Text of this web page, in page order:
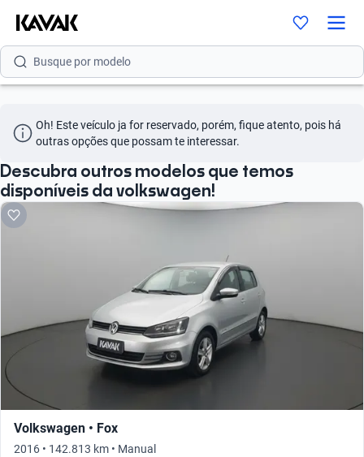
Busque por modelo
Busque por versão
Busque por marca
Busque por modelo
Busque por versão
Oh! Este veículo ja for reservado, porém, fique atento, pois há
outras opções que possam te interessar.
Descubra outros modelos que temos
disponíveis da volkswagen!
Volkswagen • Fox
2016 • 142.813 km • Manual